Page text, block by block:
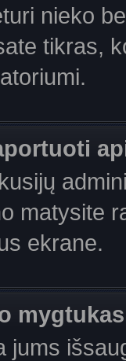
nieko
tikras,
matysite
ekrane.
jums